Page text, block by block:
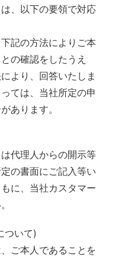
、以下の要領で対応
記の方法によりご本
の確認をしたうえ
より、回答いたしま
ては、当社所定の申
あります。
代理人からの開示等
の書面にご記入等い
に、当社カスタマー
ついて)
ご本人であることを